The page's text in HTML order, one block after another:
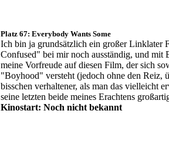
Platz 67: Everybody Wants Some
Ich bin ja grundsätzlich ein großer Linklater
Confused" bei mir noch ausständig, und mit
meine Vorfreude auf diesen Film, der sich
"Boyhood" versteht (jedoch ohne den Reiz,
bisschen verhaltener, als man das vielleicht
seine letzten beide meines Erachtens
Kinostart: Noch nicht bekannt